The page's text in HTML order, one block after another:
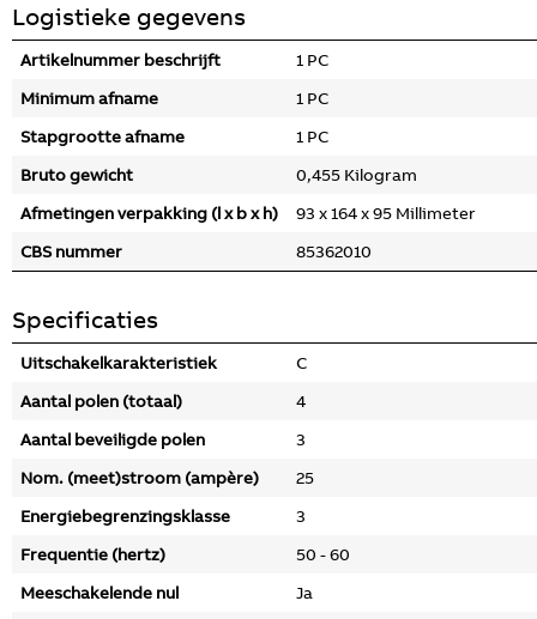
Logistieke gegevens
Artikelnummer beschrijft
1 PC
Minimum afname
1 PC
Stapgrootte afname
1 PC
Bruto gewicht
0,455 Kilogram
Afmetingen verpakking (l x b x h)
93 x 164 x 95 Millimeter
CBS nummer
85362010
Specificaties
Uitschakelkarakteristiek
C
Aantal polen (totaal)
4
Aantal beveiligde polen
3
Nom. (meet)stroom (ampère)
25
Energiebegrenzingsklasse
3
Frequentie (hertz)
50 - 60
Meeschakelende nul
Ja